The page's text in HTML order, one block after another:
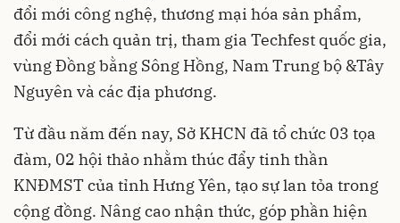
đổi mới công nghệ, thương mại hóa sản phẩm,
đổi mới cách quản trị, tham gia Techfest quốc gia,
vùng Đồng bằng Sông Hồng, Nam Trung bộ &Tây
Nguyên và các địa phương.
Từ đầu năm đến nay, Sở KHCN đã tổ chức 03 tọa
đàm, 02 hội thảo nhằm thúc đẩy tinh thần
KNĐMST của tỉnh Hưng Yên, tạo sự lan tỏa trong
cộng đồng. Nâng cao nhận thức, góp phần hiện